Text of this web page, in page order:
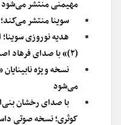
مهیمنی منتشر می‌شود
سوینا منتشر می‌کند؛
هدیه نوروزی سوینا؛
(۲)» با صدای فرهاد اصلانی
نسخه ویژه
می‌شود
با صدای رخشان
کوثری؛ نسخه صوتی